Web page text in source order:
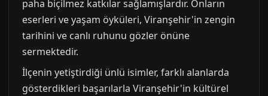
paha biçilmez katkılar sağlamışlardır. Onların
eserleri ve yaşam öyküleri, Viranşehir'in zengin
tarihini ve canlı ruhunu gözler önüne
sermektedir.
İlçenin yetiştirdiği ünlü isimler, farklı alanlarda
gösterdikleri başarılarla Viranşehir'in kültürel